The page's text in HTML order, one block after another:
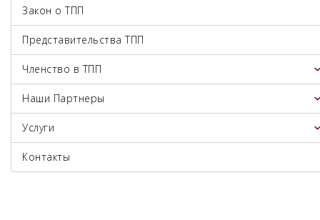
Закон о ТПП
Представительства ТПП
Членство в ТПП
Наши Партнеры
Услуги
Контакты